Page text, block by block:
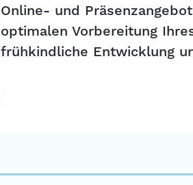
Online- und
optimalen Vorbereitung
frühkindliche Entwicklung